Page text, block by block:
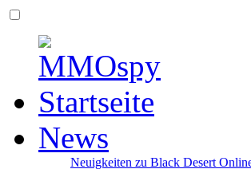
News
Neuigkeiten zu Black Desert